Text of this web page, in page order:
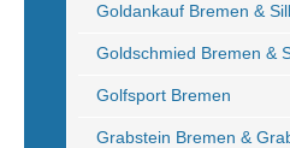
Goldankauf Bremen &
Goldschmied Bremen &
Golfsport Bremen
Grabstein Bremen &